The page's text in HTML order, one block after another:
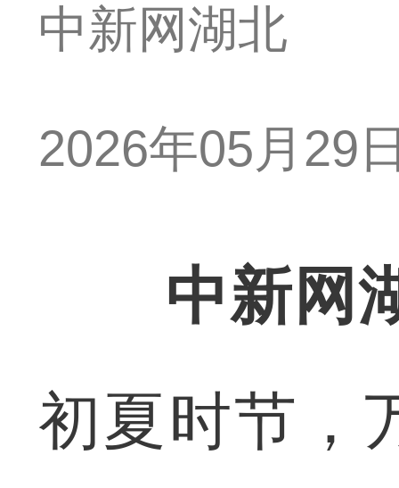
中新网湖北
2026年05月29
中新网
初夏时节，